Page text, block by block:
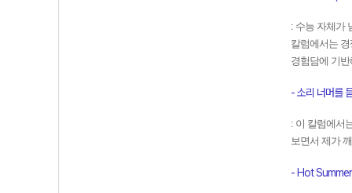
: 수능 자체가
칼럼에서는
경험담에 기
- 소리 너머를
: 이 칼럼에서
보면서 제가
- Hot